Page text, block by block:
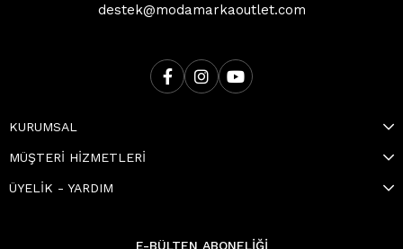
destek@modamarkaoutlet.com
KURUMSAL
MÜŞTERİ HİZMETLERİ
ÜYELİK - YARDIM
E-BÜLTEN ABONELİĞİ